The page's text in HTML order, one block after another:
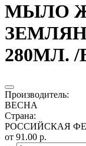
МЫЛО
280МЛ.
Производитель:
ВЕСНА
Страна:
РОССИЙСКАЯ
от 91.00 р.